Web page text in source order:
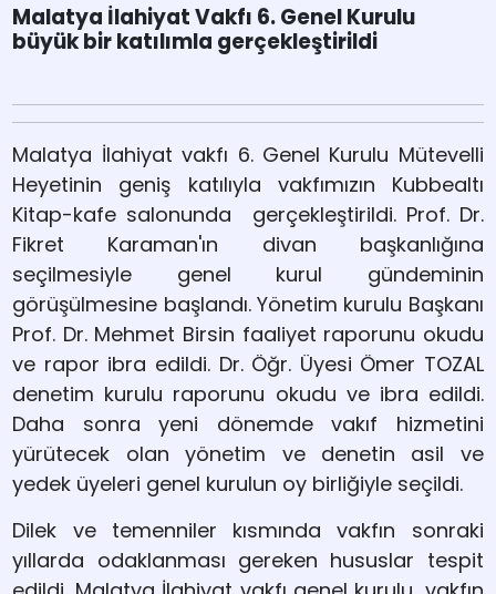
Malatya İlahiyat Vakfı 6. Genel Kurulu
büyük bir katılımla gerçekleştirildi
Malatya İlahiyat vakfı 6. Genel Kurulu Mütevelli
Heyetinin geniş katılıyla vakfımızın Kubbealtı
Kitap-kafe salonunda gerçekleştirildi. Prof. Dr.
Fikret Karaman'ın divan başkanlığına
seçilmesiyle genel kurul gündeminin
görüşülmesine başlandı. Yönetim kurulu Başkanı
Prof. Dr. Mehmet Birsin faaliyet raporunu okudu
ve rapor ibra edildi. Dr. Öğr. Üyesi Ömer TOZAL
denetim kurulu raporunu okudu ve ibra edildi.
Daha sonra yeni dönemde vakıf hizmetini
yürütecek olan yönetim ve denetin asil ve
yedek üyeleri genel kurulun oy birliğiyle seçildi.
Dilek ve temenniler kısmında vakfın sonraki
yıllarda odaklanması gereken hususlar tespit